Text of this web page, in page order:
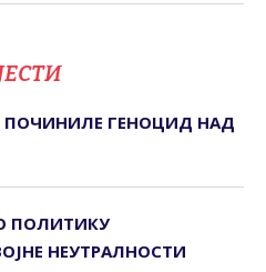
ПОЧИНИЛЕ ГЕНОЦИД НАД
ПОЛИТИКУ
НЕУТРАЛНОСТИ